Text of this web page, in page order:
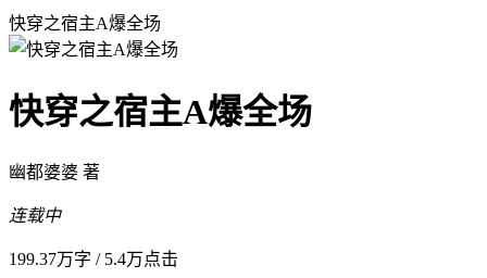
快穿之宿主A爆全场
快穿之宿主A爆全场
幽都婆婆 著
连载中
199.37万字 / 5.4万点击